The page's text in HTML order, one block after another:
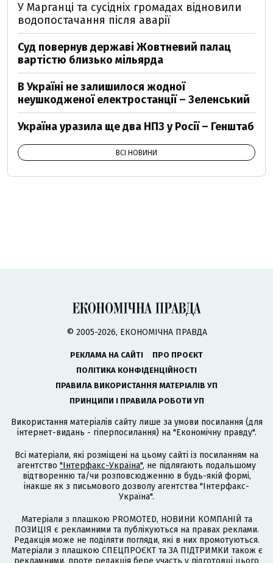
У Марганці та сусідніх громадах відновили
водопостачання після аварії
Суд повернув державі Жовтневий палац
вартістю близько мільярда
В Україні не залишилося жодної
неушкодженої електростанції – Зеленський
Україна уразила ще два НПЗ у Росії – Генштаб
ВСІ НОВИНИ
© 2005-2026, ЕКОНОМІЧНА ПРАВДА
РЕКЛАМА НА САЙТІ
ПРО ПРОЄКТ
ПОЛІТИКА КОНФІДЕНЦІЙНОСТІ
ПРАВИЛА ВИКОРИСТАННЯ МАТЕРІАЛІВ УП
ПРИНЦИПИ І ПРАВИЛА РОБОТИ УП
Використання матеріалів сайту лише за умови посилання (для
інтернет-видань - гіперпосилання) на "Економічну правду".
Всі матеріали, які розміщені на цьому сайті із посиланням на
агентство "Інтерфакс-Україна", не підлягають подальшому
відтворенню та/чи розповсюдженню в будь-якій формі,
інакше як з письмового дозволу агентства "Інтерфакс-
Україна".
Матеріали з плашкою PROMOTED, НОВИНИ КОМПАНІЙ та
ПОЗИЦІЯ є рекламними та публікуються на правах реклами.
Редакція може не поділяти погляди, які в них промотуються.
Матеріали з плашкою СПЕЦПРОЄКТ та ЗА ПІДТРИМКИ також є
рекламними, проте редакція бере участь у підготовці цього